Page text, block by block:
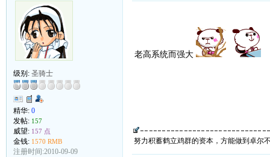
级别: 圣骑士
精华: 0
发帖: 157
威望: 157 点
金钱: 1570 RMB
注册时间:2010-09-09
老高系统而强大
努力积蓄鹤立鸡群的资本，方能做到卓尔